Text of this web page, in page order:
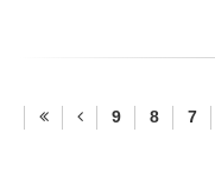
7
8
9